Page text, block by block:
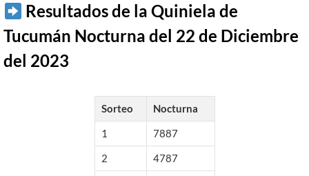
Resultados de la Quiniela de
Tucumán Nocturna del 22 de Diciembre
del 2023
Sorteo
Nocturna
1
7887
2
4787